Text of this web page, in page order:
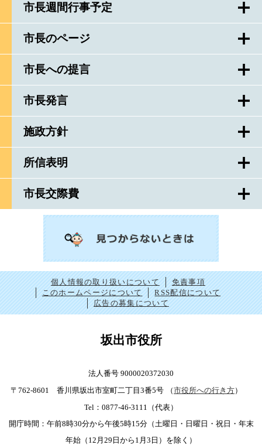
市長週間行事予定
市長のページ
市長への提言
市長発言
施政方針
所信表明
市長交際費
個人情報の取り扱いについて
免責事項
このホームページについて
RSS配信について
広告の募集について
坂出市役所
法人番号 9000020372030
〒762-8601 香川県坂出市室町二丁目3番5号
（市役所への行き方）
Tel：0877-46-3111（代表）
開庁時間：午前8時30分から午後5時15分（土曜日・日曜日・祝日・年末
年始（12月29日から1月3日）を除く）